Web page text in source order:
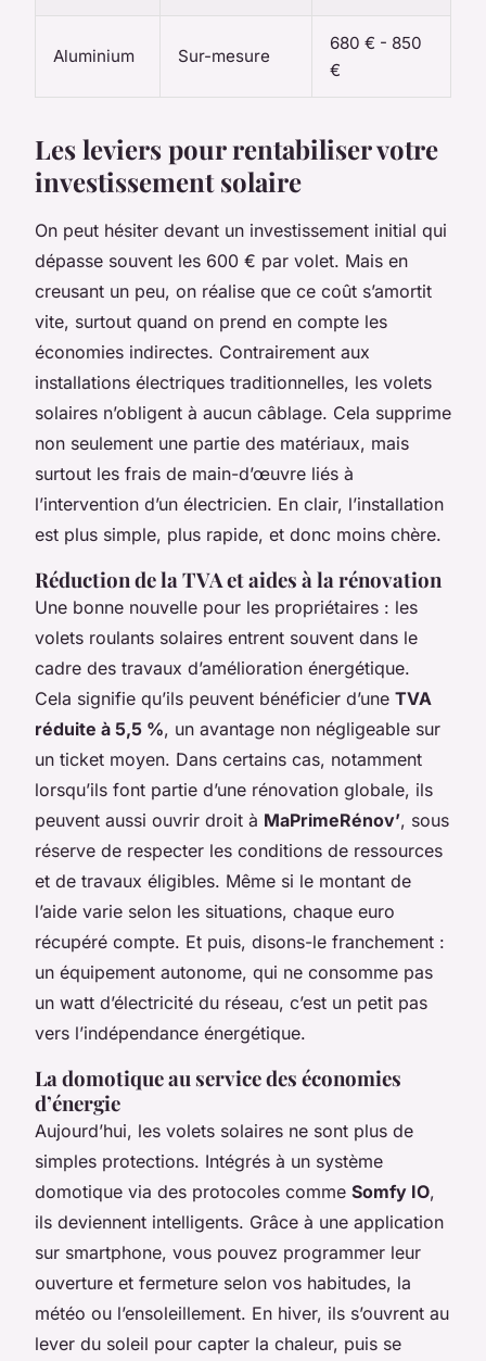
Aluminium Sur-mesure
680 € - 850
€
Les leviers pour rentabiliser votre
investissement solaire
On peut hésiter devant un investissement initial qui
dépasse souvent les 600 € par volet. Mais en
creusant un peu, on réalise que ce coût s’amortit
vite, surtout quand on prend en compte les
économies indirectes. Contrairement aux
installations électriques traditionnelles, les volets
solaires n’obligent à aucun câblage. Cela supprime
non seulement une partie des matériaux, mais
surtout les frais de main-d’œuvre liés à
l’intervention d’un électricien. En clair, l’installation
est plus simple, plus rapide, et donc moins chère.
Réduction de la TVA et aides à la rénovation
Une bonne nouvelle pour les propriétaires : les
volets roulants solaires entrent souvent dans le
cadre des travaux d’amélioration énergétique.
Cela signifie qu’ils peuvent bénéficier d’une TVA
réduite à 5,5 %, un avantage non négligeable sur
un ticket moyen. Dans certains cas, notamment
lorsqu’ils font partie d’une rénovation globale, ils
peuvent aussi ouvrir droit à MaPrimeRénov’, sous
réserve de respecter les conditions de ressources
et de travaux éligibles. Même si le montant de
l’aide varie selon les situations, chaque euro
récupéré compte. Et puis, disons-le franchement :
un équipement autonome, qui ne consomme pas
un watt d’électricité du réseau, c’est un petit pas
vers l’indépendance énergétique.
La domotique au service des économies
d’énergie
Aujourd’hui, les volets solaires ne sont plus de
simples protections. Intégrés à un système
domotique via des protocoles comme Somfy IO,
ils deviennent intelligents. Grâce à une application
sur smartphone, vous pouvez programmer leur
ouverture et fermeture selon vos habitudes, la
météo ou l’ensoleillement. En hiver, ils s’ouvrent au
lever du soleil pour capter la chaleur, puis se